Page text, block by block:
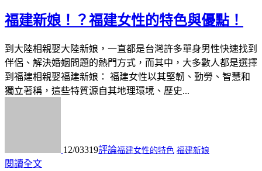
福建新娘！？福建女性的特色與優點！
到大陸相親娶大陸新娘，一直都是台灣許多單身男性快速找到
伴侶、解決婚姻問題的熱門方式，而其中，大多數人都是選擇
到福建相親娶福建新娘： 福建女性以其堅韌、勤勞、智慧和
獨立著稱，這些特質源自其地理環境、歷史...
12/03319評論福建女性的特色 福建新娘
閱讀全文